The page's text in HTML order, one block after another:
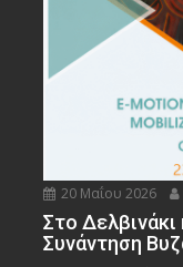
20 Μαΐου 2026
Στο Δελβινάκι
Συνάντηση